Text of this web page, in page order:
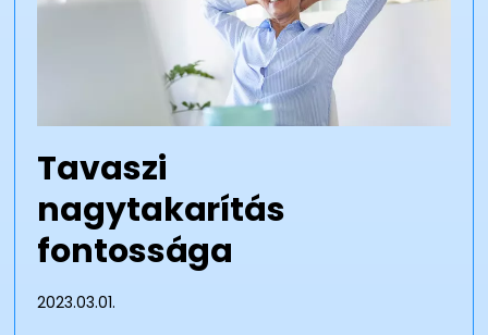
Tavaszi
nagytakarítás
fontossága
2023.03.01.